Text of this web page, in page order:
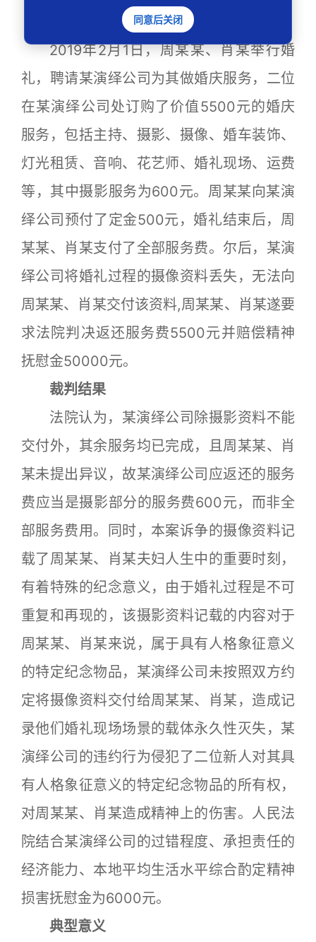
2019年2月1日，周某某、肖某举行婚
礼，聘请某演绎公司为其做婚庆服务，二位
在某演绎公司处订购了价值5500元的婚庆
服务，包括主持、摄影、摄像、婚车装饰、
灯光租赁、音响、花艺师、婚礼现场、运费
等，其中摄影服务为600元。周某某向某演
绎公司预付了定金500元，婚礼结束后，周
某某、肖某支付了全部服务费。尔后，某演
绎公司将婚礼过程的摄像资料丢失，无法向
周某某、肖某交付该资料,周某某、肖某遂要
求法院判决返还服务费5500元并赔偿精神
抚慰金50000元。
裁判结果
法院认为，某演绎公司除摄影资料不能
交付外，其余服务均已完成，且周某某、肖
某未提出异议，故某演绎公司应返还的服务
费应当是摄影部分的服务费600元，而非全
部服务费用。同时，本案诉争的摄像资料记
载了周某某、肖某夫妇人生中的重要时刻，
有着特殊的纪念意义，由于婚礼过程是不可
重复和再现的，该摄影资料记载的内容对于
周某某、肖某来说，属于具有人格象征意义
的特定纪念物品，某演绎公司未按照双方约
定将摄像资料交付给周某某、肖某，造成记
录他们婚礼现场场景的载体永久性灭失，某
演绎公司的违约行为侵犯了二位新人对其具
有人格象征意义的特定纪念物品的所有权，
对周某某、肖某造成精神上的伤害。人民法
院结合某演绎公司的过错程度、承担责任的
经济能力、本地平均生活水平综合酌定精神
损害抚慰金为6000元。
典型意义
同意后关闭